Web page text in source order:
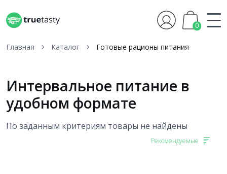
0
Главная Каталог Готовые рационы питания
Интервальное питание в
удобном формате
По заданным критериям товары не найдены
Рекомендуемые